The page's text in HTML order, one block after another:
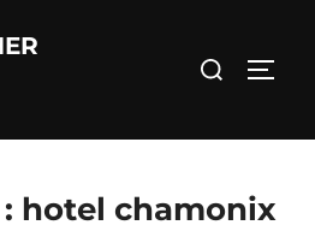
Rechercher :
hotel chamonix